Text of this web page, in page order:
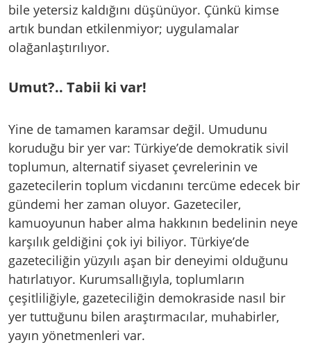
bile yetersiz kaldığını düşünüyor. Çünkü kimse
artık bundan etkilenmiyor; uygulamalar
olağanlaştırılıyor.
Umut?.. Tabii ki var!
Yine de tamamen karamsar değil. Umudunu
koruduğu bir yer var: Türkiye’de demokratik sivil
toplumun, alternatif siyaset çevrelerinin ve
gazetecilerin toplum vicdanını tercüme edecek bir
gündemi her zaman oluyor. Gazeteciler,
kamuoyunun haber alma hakkının bedelinin neye
karşılık geldiğini çok iyi biliyor. Türkiye’de
gazeteciliğin yüzyılı aşan bir deneyimi olduğunu
hatırlatıyor. Kurumsallığıyla, toplumların
çeşitliliğiyle, gazeteciliğin demokraside nasıl bir
yer tuttuğunu bilen araştırmacılar, muhabirler,
yayın yönetmenleri var.